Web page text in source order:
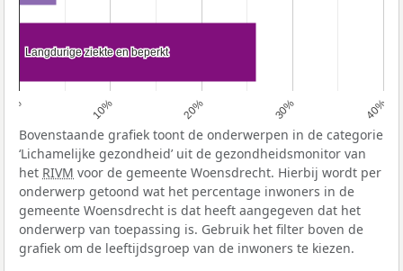
0% 10% 20% 30% 40%
Langdurige ziekte en beperkt
Langdurige ziekte en beperkt
Bovenstaande grafiek toont de onderwerpen in de categorie
‘Lichamelijke gezondheid’ uit de gezondheidsmonitor van
het RIVM voor de gemeente Woensdrecht. Hierbij wordt per
onderwerp getoond wat het percentage inwoners in de
gemeente Woensdrecht is dat heeft aangegeven dat het
onderwerp van toepassing is. Gebruik het filter boven de
grafiek om de leeftijdsgroep van de inwoners te kiezen.